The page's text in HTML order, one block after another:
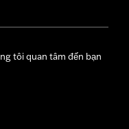
tôi quan tâm đến bạn